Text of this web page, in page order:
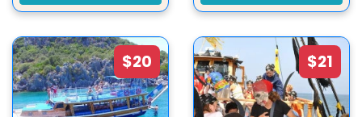
$21
$20